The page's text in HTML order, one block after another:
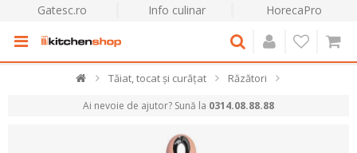
Gatesc.ro Info culinar HorecaPro
Tăiat, tocat și curățat Răzători
Ai nevoie de ajutor? Sună la 0314.08.88.88